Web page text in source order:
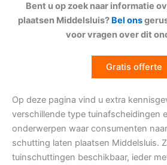
Bent u op zoek naar informatie
plaatsen Middelsluis? Bel ons
voor vragen over dit
Gratis offerte
Op deze pagina vind u extra
verschillende type tuinafscheidingen
onderwerpen waar consumenten
schutting laten plaatsen Middelsluis.
tuinschuttingen beschikbaar, ieder